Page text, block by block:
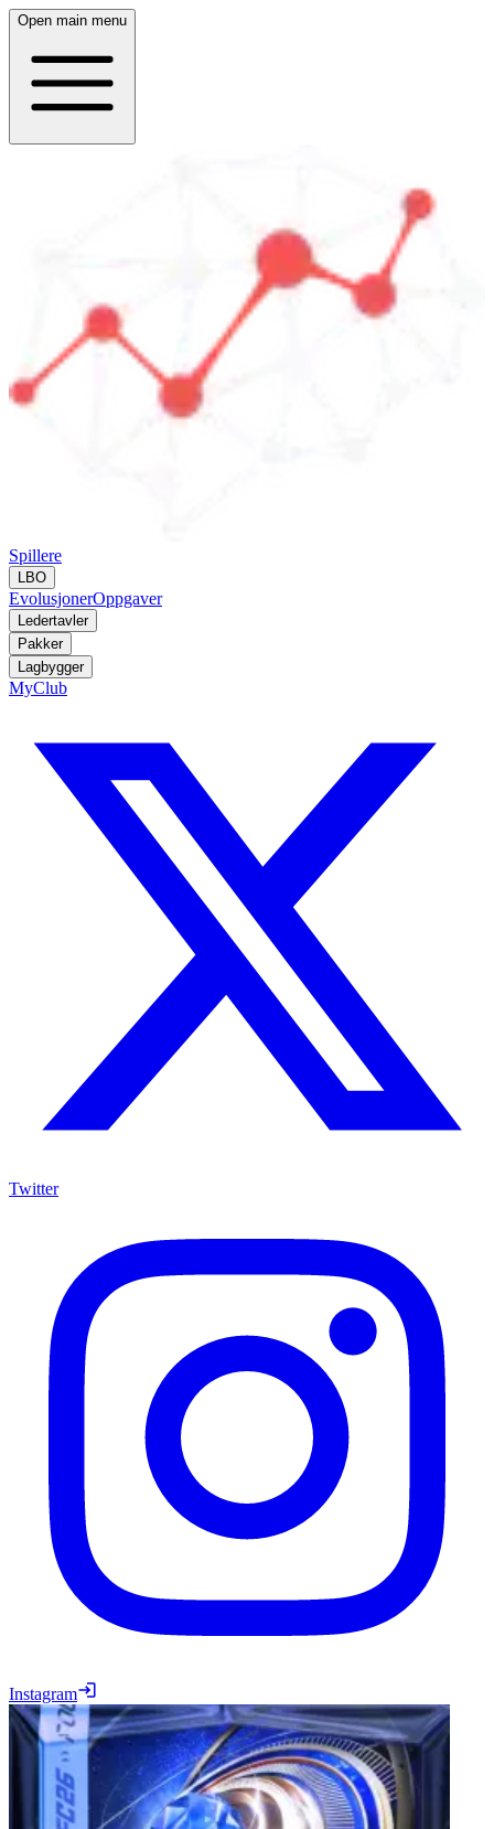
Open main menu
Spillere
LBO
EvolusjonerOppgaver
Ledertavler
Pakker
Lagbygger
MyClub
Twitter
Instagram